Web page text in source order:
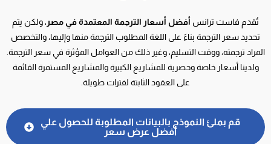
تُقدم فاست ترانس أفضل أسعار الترجمة المعتمدة في مصر ، ولكن يتم
تحديد سعر الترجمة بناءً على اللغة المطلوب الترجمة منها وإليها، والتخصص
المراد ترجمته، ووقت التسليم، وغير ذلك من العوامل المؤثرة في سعر الترجمة.
ولدينا أسعار خاصة وحصرية للمشاريع الكبيرة والمشاريع المستمرة القائمة
على العقود الثابتة لفترات طويلة.
قم بملئ النموذج بالبيانات المطلوبة للحصول علي
أفضل عرض سعر